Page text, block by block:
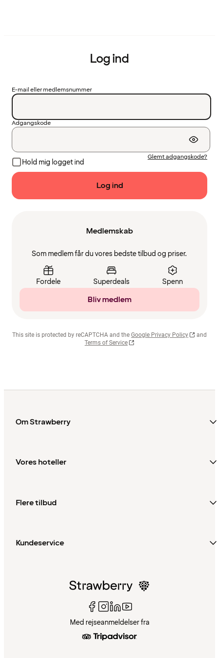
Log ind
E-mail eller medlemsnummer
Adgangskode
Hold mig logget ind
Glemt adgangskode?
Log ind
Medlemskab
Som medlem får du vores bedste tilbud og priser.
Fordele Superdeals Spenn
Bliv medlem
This site is protected by reCAPTCHA and the Google Privacy Policy
and
Terms of Service
Om Strawberry
Vores hoteller
Flere tilbud
Kundeservice
Med rejseanmeldelser fra